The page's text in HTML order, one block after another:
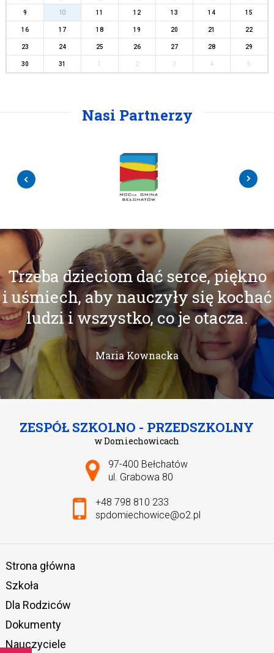
9 10 11 12 13 14 15
16 17 18 19 20 21 22
23 24 25 26 27 28 29
30 31 2 3 4 5
Nasi Partnerzy
Trzeba dzieciom dać serce, piękno
i uśmiech, aby nauczyły się kochać
ludzi i wszystko, co je otacza.
Maria Kownacka
ZESPÓŁ SZKOLNO - PRZEDSZKOLNY
w Domiechowicach
Adres pocztowy:
97-400 Bełchatów
ul. Grabowa 80
+48 798 810 233
spdomiechowice@o2.pl
Strona główna
Szkoła
Dla Rodziców
Dokumenty
Nauczyciele